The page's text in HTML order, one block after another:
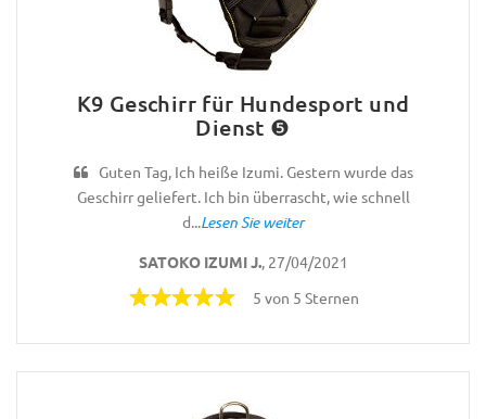
K9 Geschirr für Hundesport und
Dienst ❺
Guten Tag, Ich heiße Izumi. Gestern wurde das
Geschirr geliefert. Ich bin überrascht, wie schnell
d...Lesen Sie weiter
SATOKO IZUMI J., 27/04/2021
5 von 5 Sternen